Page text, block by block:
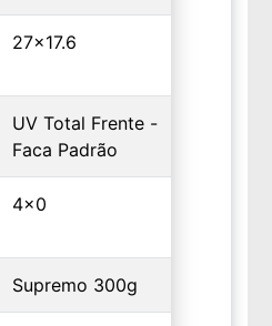
27x17.6
UV Total Frente -
Faca Padrão
4x0
Supremo 300g